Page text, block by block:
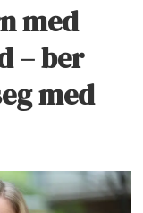
med
– ber
med